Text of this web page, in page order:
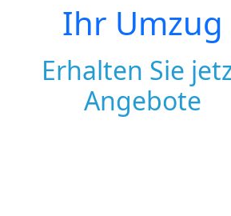
Ihr Umzug
Erhalten Sie
Angebote